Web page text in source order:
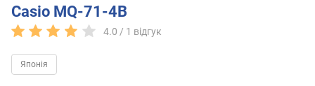
Casio MQ-71-4B
4.0 / 1 відгук
Японія